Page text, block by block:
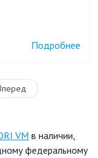
Подробнее
VM в наличии,
федеральному